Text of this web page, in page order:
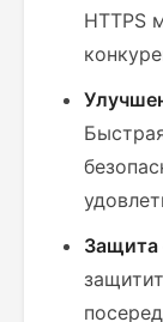
HTTPS
Защита